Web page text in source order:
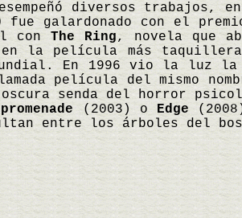
diversos trabajos,
galardonado con el
con The Ring, novela que
la película más
En 1996 vio la luz
película del mismo
senda del horror
(2003) o Edge
entre los árboles del